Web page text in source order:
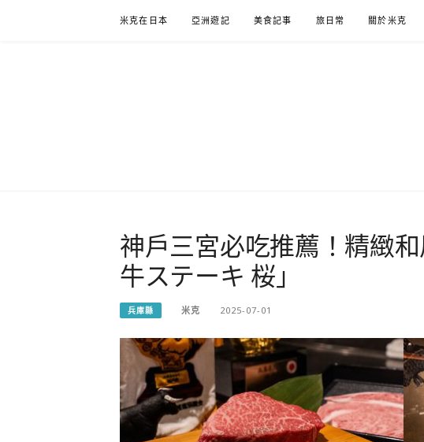
米克在日本 亞洲遊記 美食記事 旅日常 關於米克
神戶三宮必吃推薦！精緻
牛ステーキ 桜」
兵庫縣 米克 2025-07-01